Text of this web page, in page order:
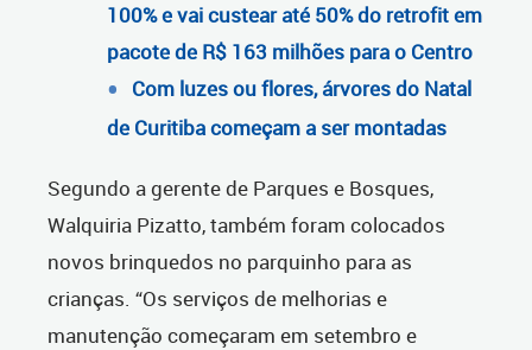
100% e vai custear até 50% do retrofit em
pacote de R$ 163 milhões para o Centro
Com luzes ou flores, árvores do Natal
de Curitiba começam a ser montadas
Segundo a gerente de Parques e Bosques,
Walquiria Pizatto, também foram colocados
novos brinquedos no parquinho para as
crianças. “Os serviços de melhorias e
manutenção começaram em setembro e